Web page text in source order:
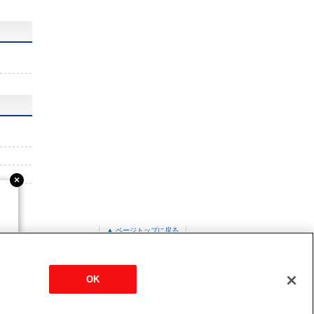
▲ ページトップに戻る
RP50LA17
OK